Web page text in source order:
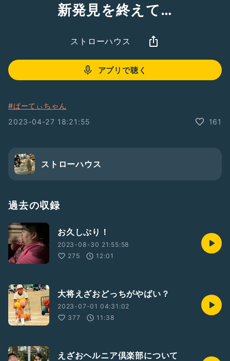
新発見を終えて…
ストローハウス
アプリで聴く
#ぱーてぃちゃん
2023-04-27 18:21:55
161
ストローハウス
過去の収録
お久しぶり！
2023-08-30 21:55:58
275
12:01
大将えざおどっちがやばい？
2023-07-01 04:31:02
377
11:38
えざおヘルニア倶楽部について